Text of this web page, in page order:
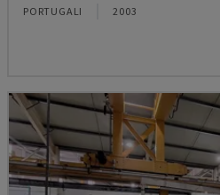
PORTUGALI 2003